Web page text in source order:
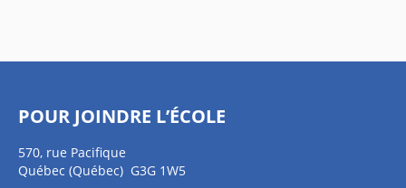
POUR JOINDRE L’ÉCOLE
570, rue Pacifique
Québec (Québec) G3G 1W5